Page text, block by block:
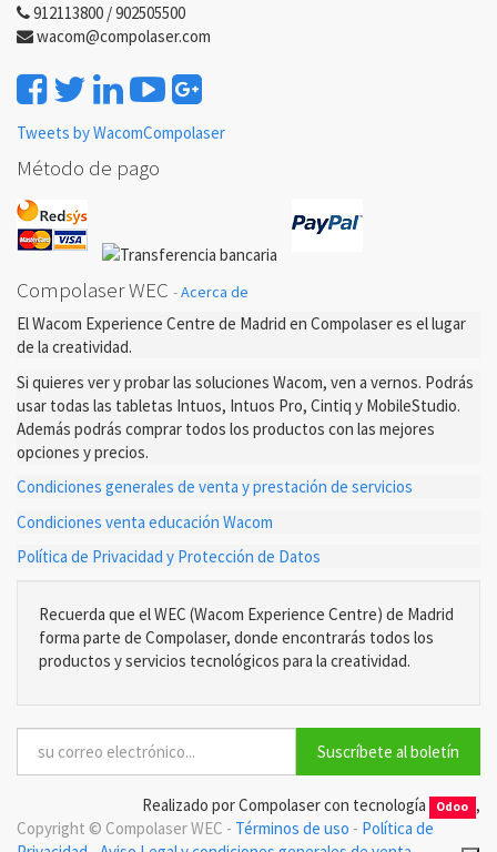
912113800 / 902505500
wacom@compolaser.com
Tweets by WacomCompolaser
Método de pago
Compolaser WEC -Acerca de
El Wacom Experience Centre de Madrid en Compolaser es el lugar
de la creatividad.
Si quieres ver y probar las soluciones Wacom, ven a vernos. Podrás
usar todas las tabletas Intuos, Intuos Pro, Cintiq y MobileStudio.
Además podrás comprar todos los productos con las mejores
opciones y precios.
Condiciones generales de venta y prestación de servicios
Condiciones venta educación Wacom
Política de Privacidad y Protección de Datos
Recuerda que el WEC (Wacom Experience Centre) de Madrid
forma parte de Compolaser, donde encontrarás todos los
productos y servicios tecnológicos para la creatividad.
Suscríbete al boletín
Realizado por Compolaser con tecnología Odoo ,
Copyright © Compolaser WEC - Términos de uso - Política de